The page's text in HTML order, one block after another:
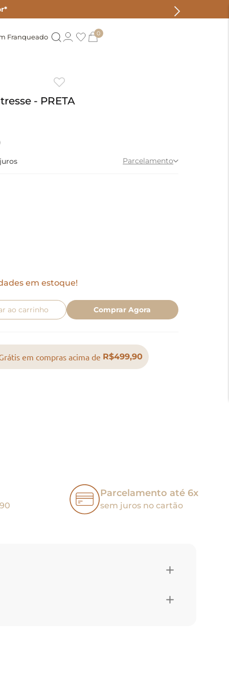
Franqueado 0
- PRETA
Parcelamento
em estoque!
ao carrinho Comprar Agora
em compras acima de R$499,90
Parcelamento até 6x
sem juros no cartão